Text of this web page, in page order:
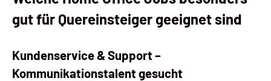
gut für Quereinsteiger geeignet sind
Kundenservice & Support –
Kommunikationstalent gesucht